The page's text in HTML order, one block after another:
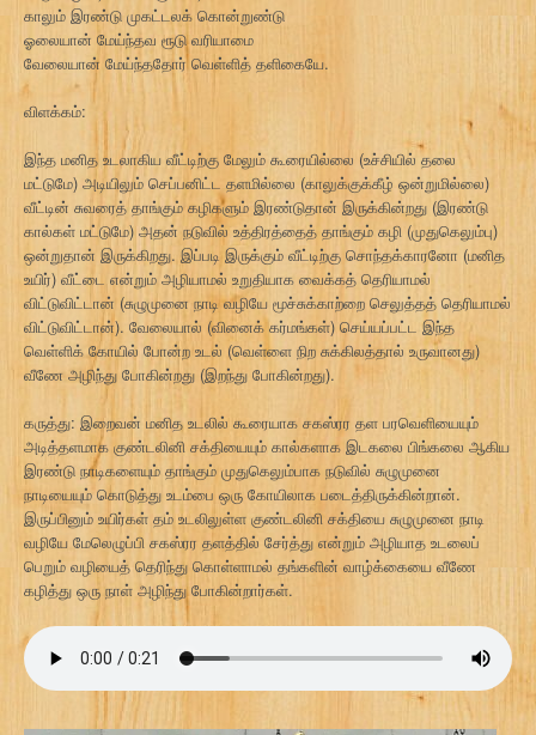
காலும் இரண்டு முகட்டலக் கொன்றுண்டு
ஓலையான் மேய்ந்தவ ரூடு வரியாமை
வேலையான் மேய்ந்ததோர் வெள்ளித் தளிகையே.
விளக்கம்:
இந்த மனித உடலாகிய வீட்டிற்கு மேலும் கூரையில்லை (உச்சியில் தலை
மட்டுமே) அடியிலும் செப்பனிட்ட தளமில்லை (காலுக்குக்கீழ் ஒன்றுமில்லை)
வீட்டின் சுவரைத் தாங்கும் கழிகளும் இரண்டுதான் இருக்கின்றது (இரண்டு
கால்கள் மட்டுமே) அதன் நடுவில் உத்திரத்தைத் தாங்கும் கழி (முதுகெலும்பு)
ஒன்றுதான் இருக்கிறது. இப்படி இருக்கும் வீட்டிற்கு சொந்தக்காரனோ (மனித
உயிர்) வீட்டை என்றும் அழியாமல் உறுதியாக வைக்கத் தெரியாமல்
விட்டுவிட்டான் (சுழுமுனை நாடி வழியே மூச்சுக்காற்றை செலுத்தத் தெரியாமல்
விட்டுவிட்டான்). வேலையால் (வினைக் கர்மங்கள்) செய்யப்பட்ட இந்த
வெள்ளிக் கோயில் போன்ற உடல் (வெள்ளை நிற சுக்கிலத்தால் உருவானது)
வீணே அழிந்து போகின்றது (இறந்து போகின்றது).
கருத்து: இறைவன் மனித உடலில் கூரையாக சகஸ்ரர தள பரவெளியையும்
அடித்தளமாக குண்டலினி சக்தியையும் கால்களாக இடகலை பிங்கலை ஆகிய
இரண்டு நாடிகளையும் தாங்கும் முதுகெலும்பாக நடுவில் சுழுமுனை
நாடியையும் கொடுத்து உடம்பை ஒரு கோயிலாக படைத்திருக்கின்றான்.
இருப்பினும் உயிர்கள் தம் உடலிலுள்ள குண்டலினி சக்தியை சுழுமுனை நாடி
வழியே மேலெழுப்பி சகஸ்ரர தளத்தில் சேர்த்து என்றும் அழியாத உடலைப்
பெறும் வழியைத் தெரிந்து கொள்ளாமல் தங்களின் வாழ்க்கையை வீணே
கழித்து ஒரு நாள் அழிந்து போகின்றார்கள்.